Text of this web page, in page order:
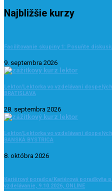
Najbližšie kurzy
Facilitovanie skupiny 1: Posuňte
9. septembra 2026
Lektor/Lektorka vo vzdelávaní
BRATISLAVA
28. septembra 2026
Lektor/Lektorka vo vzdelávaní
BANSKÁ BYSTRICA
8. októbra 2026
Kariérový poradca/Kariérová poradkyňa
vzdelávanie, 9.10.2026, ONLINE